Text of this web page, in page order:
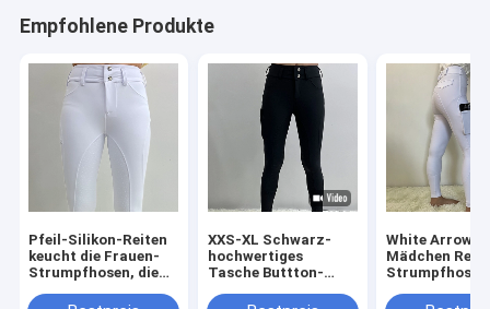
Empfohlene Produkte
Pfeil-Silikon-Reiten
keucht die Frauen-
Strumpfhosen, die
sind
XXS-XL Schwarz-
hochwertiges
Tasche Buttton-
White Arrow
Mädchen
Strumpfhose
Taschen